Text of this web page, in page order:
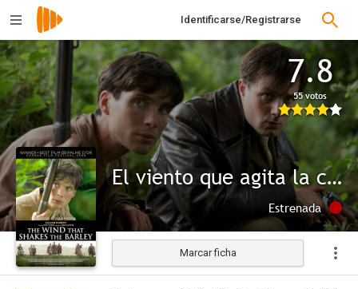
Identificarse/Registrarse
7.8
55 votos
El viento que agita la cebada
Estrenada
Marcar ficha